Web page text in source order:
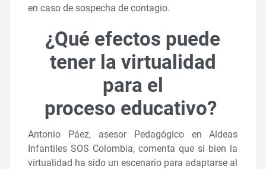
en caso de sospecha de contagio.
¿Qué efectos puede
tener la virtualidad
para el
proceso educativo?
Antonio Páez, asesor Pedagógico en Aldeas
Infantiles SOS Colombia, comenta que si bien la
virtualidad ha sido un escenario para adaptarse al